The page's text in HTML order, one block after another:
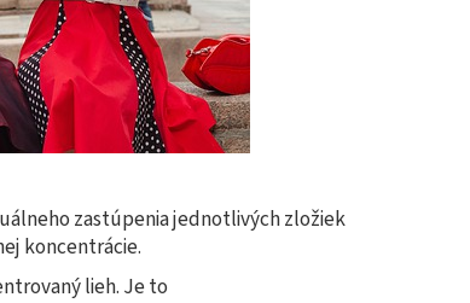
zastúpenia jednotlivých zložiek
koncentrácie.
lieh. Je to